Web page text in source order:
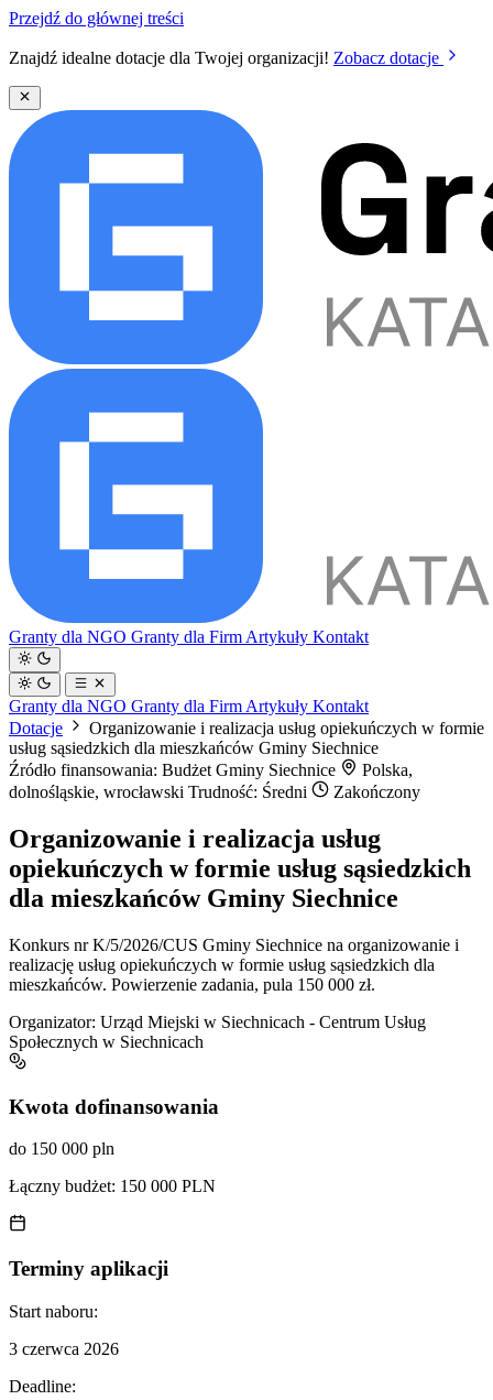
Przejdź do głównej treści
Znajdź idealne dotacje dla Twojej organizacji! Zobacz dotacje
Granty dla NGO Granty dla Firm Artykuły Kontakt
Granty dla NGO Granty dla Firm Artykuły Kontakt
Dotacje
Organizowanie i realizacja usług opiekuńczych w formie
usług sąsiedzkich dla mieszkańców Gminy Siechnice
Źródło finansowania: Budżet Gminy Siechnice
Polska,
dolnośląskie, wrocławski Trudność: Średni Zakończony
Organizowanie i realizacja usług
opiekuńczych w formie usług sąsiedzkich
dla mieszkańców Gminy Siechnice
Konkurs nr K/5/2026/CUS Gminy Siechnice na organizowanie i
realizację usług opiekuńczych w formie usług sąsiedzkich dla
mieszkańców. Powierzenie zadania, pula 150 000 zł.
Organizator: Urząd Miejski w Siechnicach - Centrum Usług
Społecznych w Siechnicach
Kwota dofinansowania
do 150 000 pln
Łączny budżet: 150 000 PLN
Terminy aplikacji
Start naboru:
3 czerwca 2026
Deadline: